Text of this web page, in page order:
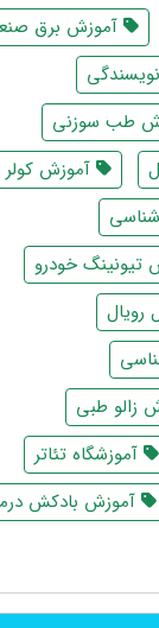
آموزش برق
طب سوزنی
آموزش کولر
تیونینگ خودرو
رویال
زالو طبی
آموزشگاه تئاتر
آموزش بادکش